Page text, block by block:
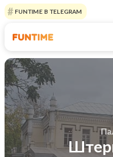
FUNTIME В TELEGRAM